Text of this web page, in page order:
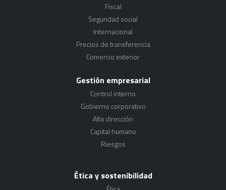
Fiscal
Seguridad social
Internacional
Precios de transferencia
Comercio exterior
Gestión empresarial
Control interno
Gobierno corporativo
Alta dirección
Capital humano
Riesgos
Ética y sostenibilidad